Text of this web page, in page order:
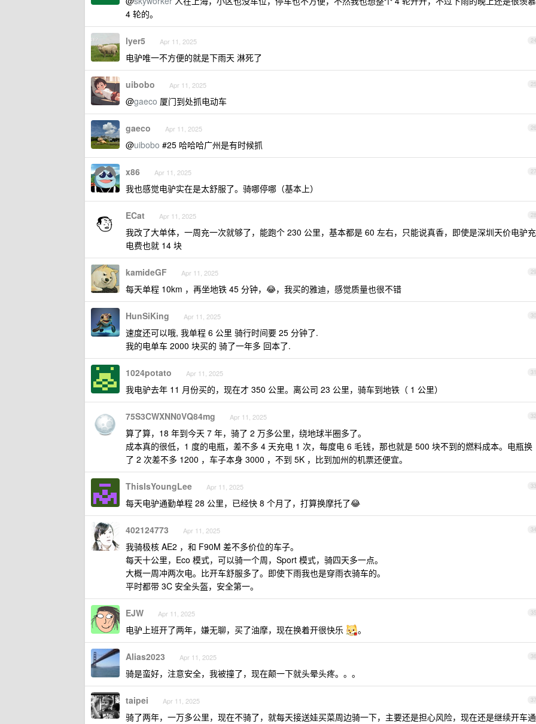
4 轮的。
24
lyer5 Apr 11, 2025
电驴唯一不方便的就是下雨天 淋死了
25
uibobo Apr 11, 2025
@gaeco 厦门到处抓电动车
26
gaeco Apr 11, 2025
@uibobo #25 哈哈哈广州是有时候抓
27
x86 Apr 11, 2025
我也感觉电驴实在是太舒服了。骑哪停哪（基本上）
28
ECat Apr 11, 2025
我改了大单体，一周充一次就够了，能跑个 230 公里，基本都是 60 左右，只能说真香，即使是深圳天价电驴充
电费也就 14 块
29
kamideGF Apr 11, 2025
每天单程 10km ，再坐地铁 45 分钟，😂，我买的雅迪，感觉质量也很不错
30
HunSiKing Apr 11, 2025
速度还可以哦, 我单程 6 公里 骑行时间要 25 分钟了.
我的电单车 2000 块买的 骑了一年多 回本了.
31
1024potato Apr 11, 2025
我电驴去年 11 月份买的，现在才 350 公里。离公司 23 公里，骑车到地铁（ 1 公里）
32
75S3CWXNN0VQ84mg Apr 11, 2025
算了算，18 年到今天 7 年，骑了 2 万多公里，绕地球半圈多了。
成本真的很低，1 度的电瓶，差不多 4 天充电 1 次，每度电 6 毛钱，那也就是 500 块不到的燃料成本。电瓶换
了 2 次差不多 1200 ，车子本身 3000 ，不到 5K ，比到加州的机票还便宜。
33
ThisIsYoungLee Apr 11, 2025
每天电驴通勤单程 28 公里，已经快 8 个月了，打算换摩托了😂
34
402124773 Apr 11, 2025
我骑极核 AE2 ，和 F90M 差不多价位的车子。
每天十公里，Eco 模式，可以骑一个周，Sport 模式，骑四天多一点。
大概一周冲两次电。比开车舒服多了。即使下雨我也是穿雨衣骑车的。
平时都带 3C 安全头盔，安全第一。
35
EJW Apr 11, 2025
电驴上班开了两年，嫌无聊，买了油摩，现在换着开很快乐 。
36
Alias2023 Apr 11, 2025
骑是蛮好，注意安全，我被撞了，现在颠一下就头晕头疼。。。
37
taipei Apr 11, 2025
骑了两年，一万多公里，现在不骑了，就每天接送娃买菜周边骑一下，主要还是担心风险，现在还是继续开车通